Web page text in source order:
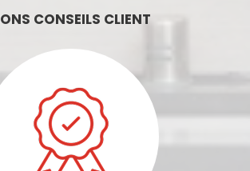
CONSEILS CLIENT